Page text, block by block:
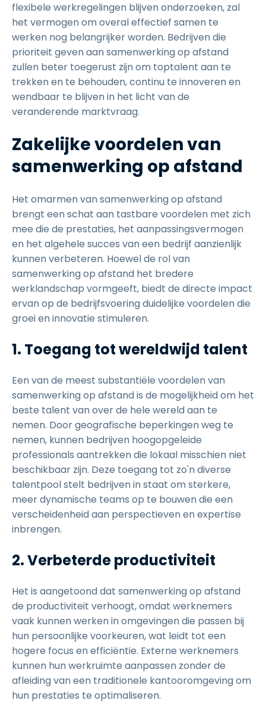
flexibele werkregelingen blijven onderzoeken, zal
het vermogen om overal effectief samen te
werken nog belangrijker worden. Bedrijven die
prioriteit geven aan samenwerking op afstand
zullen beter toegerust zijn om toptalent aan te
trekken en te behouden, continu te innoveren en
wendbaar te blijven in het licht van de
veranderende marktvraag.
Zakelijke voordelen van
samenwerking op afstand
Het omarmen van samenwerking op afstand
brengt een schat aan tastbare voordelen met zich
mee die de prestaties, het aanpassingsvermogen
en het algehele succes van een bedrijf aanzienlijk
kunnen verbeteren. Hoewel de rol van
samenwerking op afstand het bredere
werklandschap vormgeeft, biedt de directe impact
ervan op de bedrijfsvoering duidelijke voordelen die
groei en innovatie stimuleren.
1. Toegang tot wereldwijd talent
Een van de meest substantiële voordelen van
samenwerking op afstand is de mogelijkheid om het
beste talent van over de hele wereld aan te
nemen. Door geografische beperkingen weg te
nemen, kunnen bedrijven hoogopgeleide
professionals aantrekken die lokaal misschien niet
beschikbaar zijn. Deze toegang tot zo'n diverse
talentpool stelt bedrijven in staat om sterkere,
meer dynamische teams op te bouwen die een
verscheidenheid aan perspectieven en expertise
inbrengen.
2. Verbeterde productiviteit
Het is aangetoond dat samenwerking op afstand
de productiviteit verhoogt, omdat werknemers
vaak kunnen werken in omgevingen die passen bij
hun persoonlijke voorkeuren, wat leidt tot een
hogere focus en efficiëntie. Externe werknemers
kunnen hun werkruimte aanpassen zonder de
afleiding van een traditionele kantooromgeving om
hun prestaties te optimaliseren.